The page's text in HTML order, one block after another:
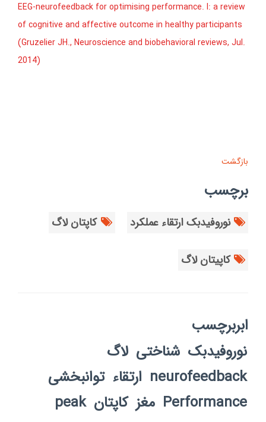
EEG-neurofeedback for optimising performance. I: a review
of cognitive and affective outcome in healthy participants
(Gruzelier JH., Neuroscience and biobehavioral reviews, Jul.
2014)
بازگشت
برچسب
نوروفیدبک ارتقاء عملکرد کاپتان لاگ
کاپیتان لاگ
ابربرچسب
نوروفیدبک شناختی لاگ
neurofeedback ارتقاء توانبخشی
Performance مغز کاپتان peak